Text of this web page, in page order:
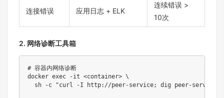
连接错误 应用日志 + ELK
连续错误 >
10次
2. 网络诊断工具箱
# 容器内网络诊断
docker exec -it <container> \
sh
-c "curl -I http://peer-service; dig peer-service;